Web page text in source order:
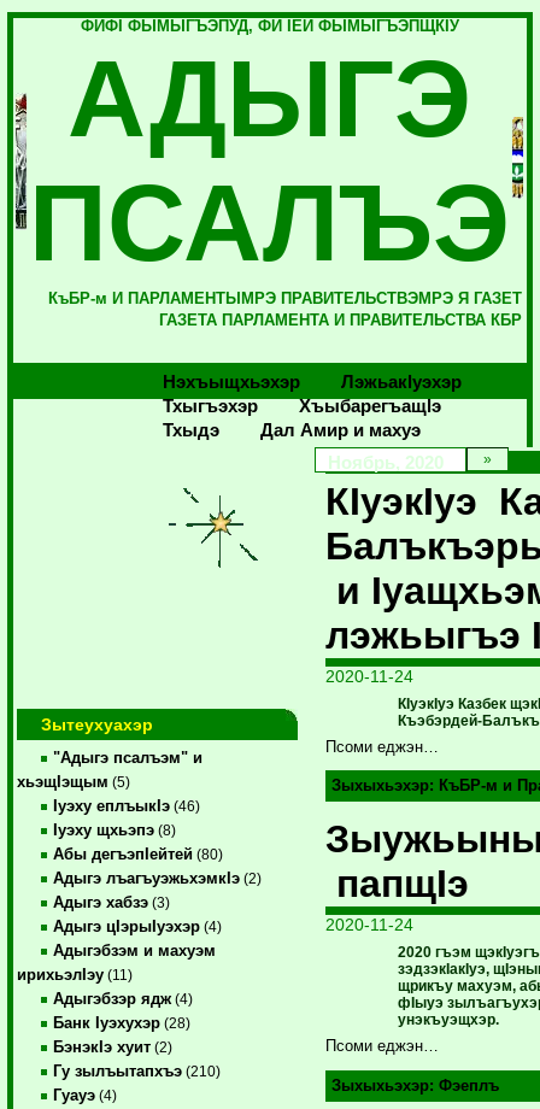
ФИФI ФЫМЫГЪЭПУД, ФИ IЕЙ ФЫМЫГЪЭПЩКIУ
АДЫГЭ
ПСАЛЪЭ
КъБР-м И ПАРЛАМЕНТЫМРЭ ПРАВИТЕЛЬСТВЭМРЭ Я ГАЗЕТ
ГАЗЕТА ПАРЛАМЕНТА И ПРАВИТЕЛЬСТВА КБР
Нэхъыщхьэхэр
Лэжьакlуэхэр
Тхыгъэхэр
Хъыбарегъащlэ
Тхыдэ
Дал Амир и махуэ
Зытеухуахэр
"Адыгэ псалъэм" и
хьэщIэщым (5)
Iуэху еплъыкIэ (46)
Iуэху щхьэпэ (8)
Абы дегъэпIейтей (80)
Адыгэ лъагъуэжьхэмкIэ (2)
Адыгэ хабзэ (3)
Адыгэ цIэрыIуэхэр (4)
Адыгэбзэм и махуэм
ирихьэлIэу (11)
Адыгэбзэр ядж (4)
Банк Iуэхухэр (28)
БэнэкIэ хуит (2)
Гу зылъытапхъэ (210)
Гуауэ (4)
Ноябрь, 2020
КIуэкIуэ
и
лэжьыгъэ
2020-11-24
КIуэкIуэ Казбек
Къэбэрдей-
Псоми еджэн…
Зыхыхьэхэр: КъБР-м и
папщIэ
2020-11-24
2020 гъэм
зэдзэкIакIуэ,
щрикъу махуэм,
фIыуэ
унэкъуэщхэр.
Псоми еджэн…
Зыхыхьэхэр: Фэеплъ